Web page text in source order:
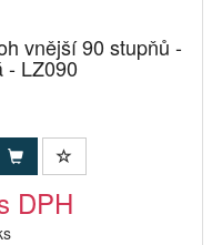
vnější 90 stupňů -
- LZ090
DPH